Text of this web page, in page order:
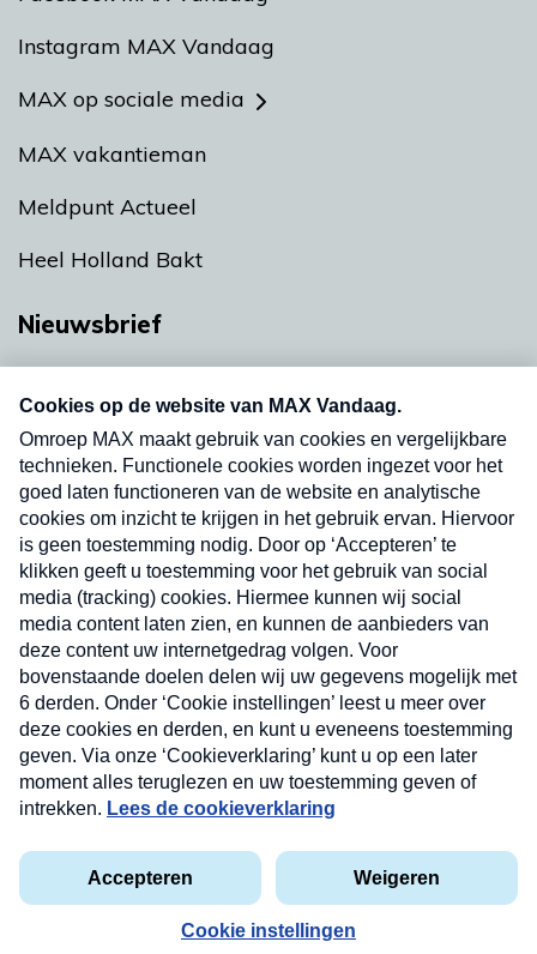
Instagram MAX Vandaag
MAX op sociale media
MAX vakantieman
Meldpunt Actueel
Heel Holland Bakt
Nieuwsbrief
nieuwsbrief. Elke vrijdag- en dinsdagochtend in
uw mailbox.
Verzend
Privacyverklaring
Cookieverklaring
Kwetsbaarheid melden
Copyright © 2026 MAX Vandaag - Omroep MAX
Nieuwsbrief
Neem hier een gratis abonnement op onze
nieuwsbrief. Elke vrijdag- en dinsdagochtend in uw